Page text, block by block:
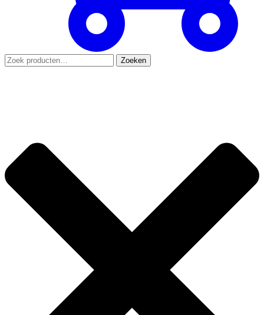
Zoeken
naar:
Zoeken